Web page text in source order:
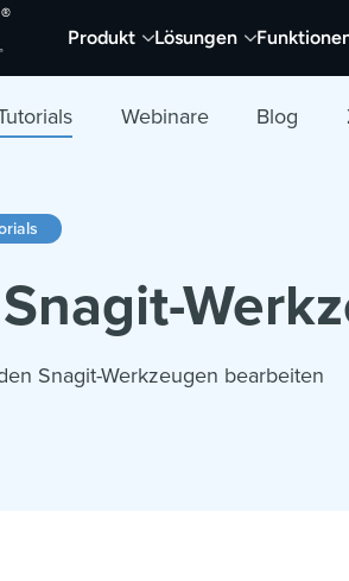
Produkt Lösungen
Webinare Blog
Snagit-
Snagit-Werkzeugen bearbeiten